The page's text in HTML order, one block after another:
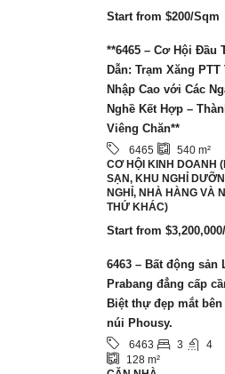
Start from $200/Sqm
**6465 – Cơ Hội Đầu
Dẫn: Trạm Xăng PTT
Nhập Cao với Các
Nghề Kết Hợp –
Viêng Chăn**
6465 540 m²
CƠ HỘI KINH DOANH
SẠN, KHU NGHỈ
NGHỈ, NHÀ HÀNG VÀ
THỨ KHÁC)
Start from
6463 – Bất động sản
Prabang đẳng cấp
Biệt thự đẹp mắt
núi Phousy.
6463 3
4
128 m²